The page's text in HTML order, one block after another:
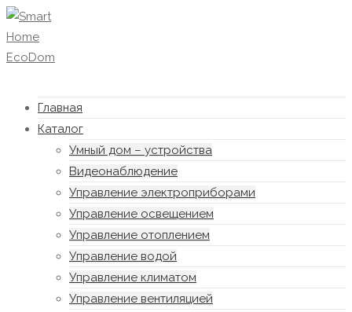
Главная
Каталог
Умный дом – устройства
Видеонаблюдение
Управление электроприборами
Управление освещением
Управление отоплением
Управление водой
Управление климатом
Управление вентиляцией